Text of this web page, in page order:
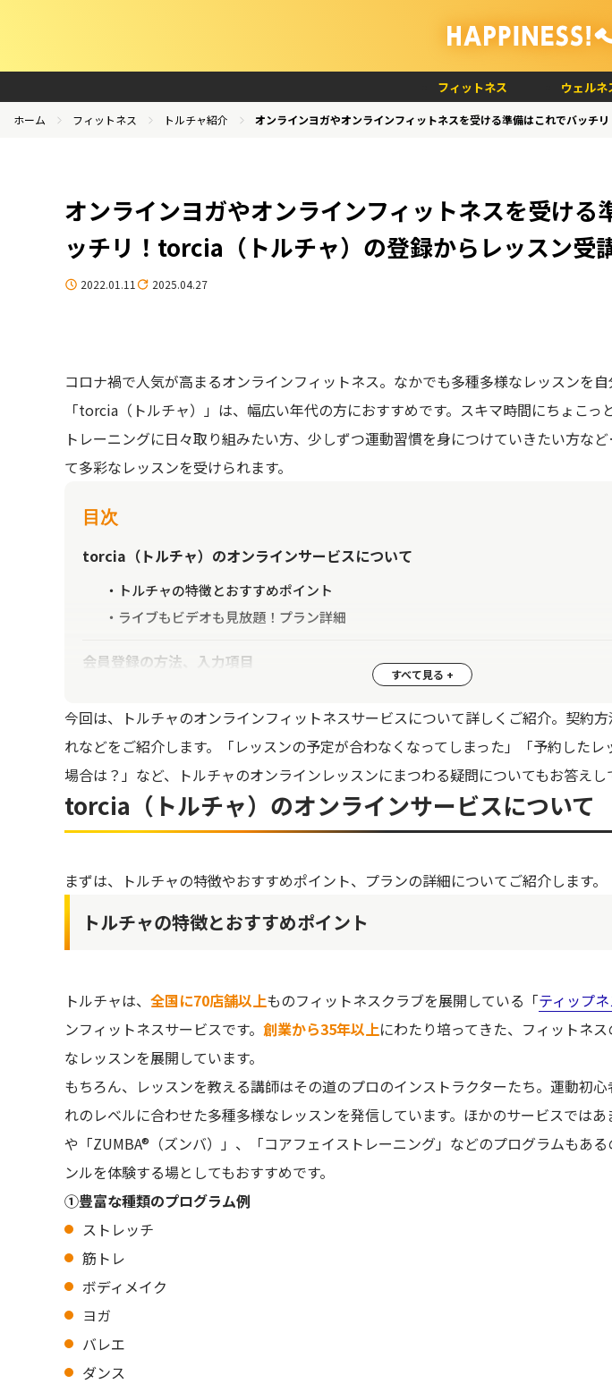
フィットネス ウェルネ
ホーム フィットネス トルチャ紹介 オンラインヨガやオンラインフィットネスを受ける準備はこれでバッチ
オンラインヨガやオンラインフィットネスを受ける
ッチリ！torcia（トルチャ）の登録からレッスン受
2022.01.11 2025.04.27
コロナ禍で人気が高まるオンラインフィットネス。なかでも多種多様なレッスンを
「torcia（トルチャ）」は、幅広い年代の方におすすめです。スキマ時間にちょこっ
トレーニングに日々取り組みたい方、少しずつ運動習慣を身につけていきたい方な
て多彩なレッスンを受けられます。
目次
torcia（トルチャ）のオンラインサービスについて
トルチャの特徴とおすすめポイント
ライブもビデオも見放題！プラン詳細
会員登録の方法、入力項目
次にレッスンに参加！
レッスンの探し方(1) 検索で探す
レッスンの探し方(2) おすすめレッスンを参考に選ぶ
受けたいレッスンが決まれば、あとは受講するだけ！
都合が悪くなり、ライブレッスンに参加できなくなってもそのままでOK！
その他、torcia（トルチャ）のレッスンにまつわるQ＆A
Q.引き落としのタイミングはいつ？
torcia（トルチャ）の評判・口コミは？
口コミ（２）
口コミ（３）
口コミまとめ
最後に、torcia（トルチャ）の魅力をおさらい！
今回は、トルチャのオンラインフィットネスサービスについて詳しくご紹介。契約
れなどをご紹介します。「レッスンの予定が合わなくなってしまった」「予約した
場合は？」など、トルチャのオンラインレッスンにまつわる疑問についてもお答えし
torcia（トルチャ）のオンラインサービスについて
まずは、トルチャの特徴やおすすめポイント、プランの詳細についてご紹介します。
トルチャの特徴とおすすめポイント
トルチャは、 全国に70店舗以上ものフィットネスクラブを展開している「ティップネ
ンフィットネスサービスです。 創業から35年以上にわたり培ってきた、フィットネ
なレッスンを展開しています。
もちろん、レッスンを教える講師はその道のプロのインストラクターたち。運動初
れのレベルに合わせた多種多様なレッスンを発信しています。ほかのサービスではあ
や「ZUMBA®︎（ズンバ）」、「コアフェイストレーニング」などのプログラムもあ
ンルを体験する場としてもおすすめです。
①豊富な種類のプログラム例
ストレッチ
筋トレ
ボディメイク
ヨガ
バレエ
ダンス